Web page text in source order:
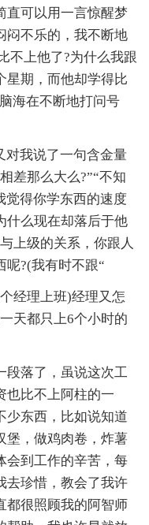
直可以用一言惊醒梦
闷不乐的，我不断地
不上他了?为什么我跟
星期，而他却学得比
海在不断地打问号
我说了一句含金量
差那么大么?”“不知
觉得你学东西的速度
什么现在却落后于他
上级的关系，你跟人
呢?(我有时不跟“
经理上班)经理又怎
天都只上6个小时的
落了，虽说这次工
也比不上阿柱的一
少东西，比如说知道
堡，做鸡肉卷，炸薯
会到工作的辛苦，每
去珍惜，教会了我许
都很照顾我的阿智师